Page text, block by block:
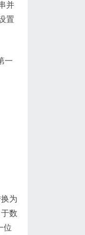
并
置
一
为
数
位